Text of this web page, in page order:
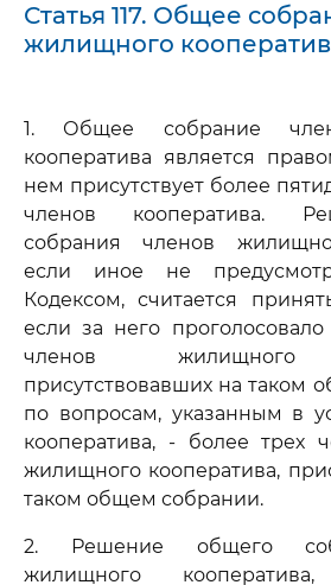
Статья 117. Общее
жилищного
1. Общее собрание
кооператива является
нем присутствует более
членов кооператива.
собрания членов
если иное не
Кодексом, считается
если за него
членов жилищного
присутствовавших на таком
по вопросам, указанным в
кооператива, - более трех
жилищного кооператива,
таком общем собрании.
2. Решение общего
жилищного